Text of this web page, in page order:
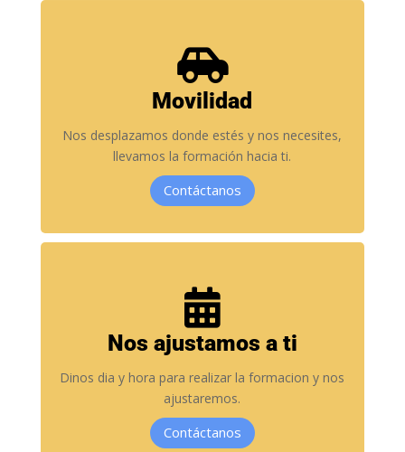

Movilidad
Nos desplazamos donde estés y nos necesites,
llevamos la formación hacia ti.
Contáctanos

Nos ajustamos a ti
Dinos dia y hora para realizar la formacion y nos
ajustaremos.
Contáctanos